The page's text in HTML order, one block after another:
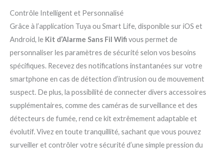
Contrôle Intelligent et Personnalisé
Grâce à l’application Tuya ou Smart Life, disponible sur iOS et
Android, le Kit d’Alarme Sans Fil Wifi vous permet de
personnaliser les paramètres de sécurité selon vos besoins
spécifiques. Recevez des notifications instantanées sur votre
smartphone en cas de détection d’intrusion ou de mouvement
suspect. De plus, la possibilité de connecter divers accessoires
supplémentaires, comme des caméras de surveillance et des
détecteurs de fumée, rend ce kit extrêmement adaptable et
évolutif. Vivez en toute tranquillité, sachant que vous pouvez
surveiller et contrôler votre sécurité d’une simple pression du